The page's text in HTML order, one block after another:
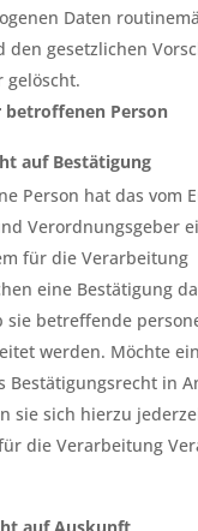
Daten
den gesetzlichen
gelöscht.
betroffenen Person
auf Bestätigung
Person hat das vom
Verordnungsgeber
für die Verarbeitung
eine Bestätigung
sie betreffende
werden. Möchte
Bestätigungsrecht in
sie sich hierzu
die Verarbeitung